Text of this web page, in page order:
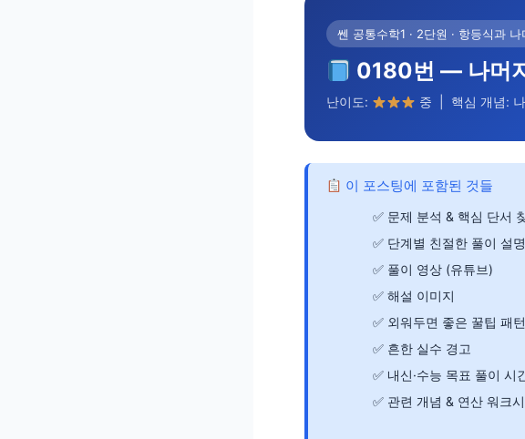
쎈 공통수학1 · 2단원 · 항등식과 나
0180번 — 나머
난이도: 중 | 핵심 개념: 나
이 포스팅에 포함된 것들
문제 분석 & 핵심 단서
단계별 친절한 풀이 설명
풀이 영상 (유튜브)
해설 이미지
외워두면 좋은 꿀팁 패턴
흔한 실수 경고
내신·수능 목표 풀이 시
관련 개념 & 연산 워크